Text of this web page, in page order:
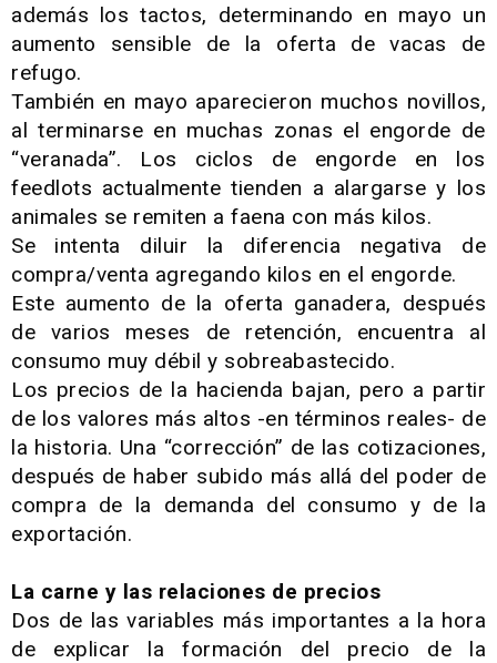
además los tactos, determinando en mayo un
aumento sensible de la oferta de vacas de
refugo.
También en mayo aparecieron muchos novillos,
al terminarse en muchas zonas el engorde de
“veranada”. Los ciclos de engorde en los
feedlots actualmente tienden a alargarse y los
animales se remiten a faena con más kilos.
Se intenta diluir la diferencia negativa de
compra/venta agregando kilos en el engorde.
Este aumento de la oferta ganadera, después
de varios meses de retención, encuentra al
consumo muy débil y sobreabastecido.
Los precios de la hacienda bajan, pero a partir
de los valores más altos -en términos reales- de
la historia. Una “corrección” de las cotizaciones,
después de haber subido más allá del poder de
compra de la demanda del consumo y de la
exportación.
La carne y las relaciones de precios
Dos de las variables más importantes a la hora
de explicar la formación del precio de la